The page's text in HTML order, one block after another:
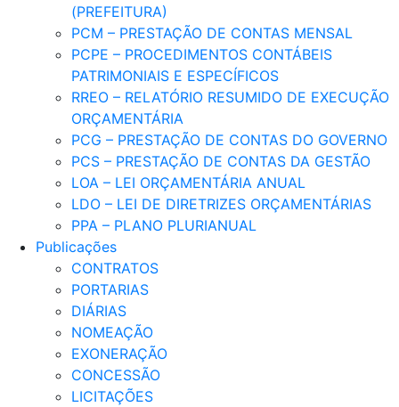
(PREFEITURA)
PCM – PRESTAÇÃO DE CONTAS MENSAL
PCPE – PROCEDIMENTOS CONTÁBEIS
PATRIMONIAIS E ESPECÍFICOS
RREO – RELATÓRIO RESUMIDO DE EXECUÇÃO
ORÇAMENTÁRIA
PCG – PRESTAÇÃO DE CONTAS DO GOVERNO
PCS – PRESTAÇÃO DE CONTAS DA GESTÃO
LOA – LEI ORÇAMENTÁRIA ANUAL
LDO – LEI DE DIRETRIZES ORÇAMENTÁRIAS
PPA – PLANO PLURIANUAL
Publicações
CONTRATOS
PORTARIAS
DIÁRIAS
NOMEAÇÃO
EXONERAÇÃO
CONCESSÃO
LICITAÇÕES